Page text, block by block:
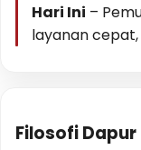
Hari Ini –
layanan
Filosofi Dapur